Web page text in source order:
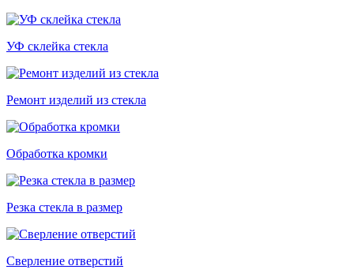
УФ склейка стекла
Ремонт изделий из стекла
Обработка кромки
Резка стекла в размер
Сверление отверстий